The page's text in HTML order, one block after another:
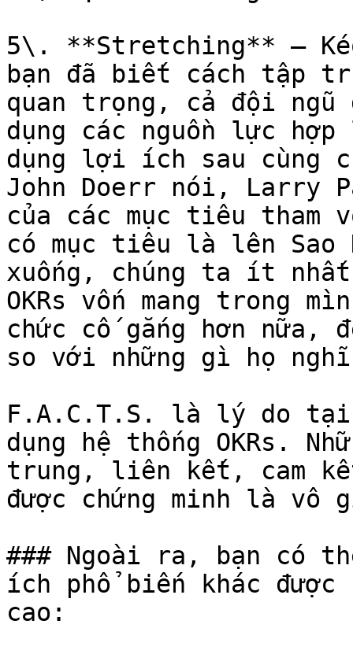
5\. **Stretching** –
bạn đã biết cách tập
quan trọng, cả đội
dụng các nguồn lực
dụng lợi ích sau cùng
John Doerr nói, Larry
của các mục tiêu tham
có mục tiêu là lên Sao
xuống, chúng ta ít
OKRs vốn mang trong
chức cố gắng hơn nữa,
so với những gì họ
F.A.C.T.S. là lý do
dụng hệ thống OKRs.
trung, liên kết, cam
được chứng minh là
### Ngoài ra, bạn có
ích phổ biến khác được
cao: